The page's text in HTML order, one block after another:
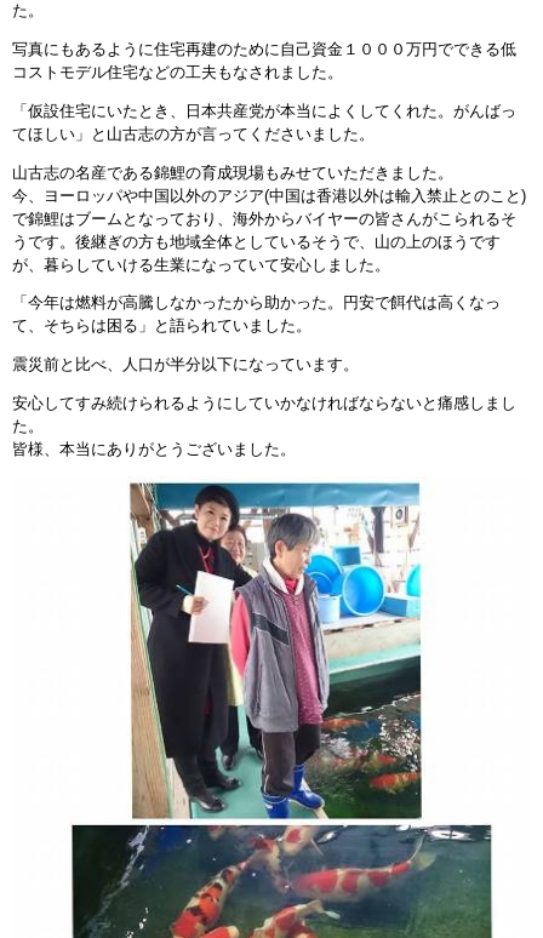
た。
写真にもあるように住宅再建のために自己資金１０００万円でできる低
コストモデル住宅などの工夫もなされました。
「仮設住宅にいたとき、日本共産党が本当によくしてくれた。がんばっ
てほしい」と山古志の方が言ってくださいました。
山古志の名産である錦鯉の育成現場もみせていただきました。
今、ヨーロッパや中国以外のアジア(中国は香港以外は輸入禁止とのこと)
で錦鯉はブームとなっており、海外からバイヤーの皆さんがこられるそ
うです。後継ぎの方も地域全体としているそうで、山の上のほうです
が、暮らしていける生業になっていて安心しました。
「今年は燃料が高騰しなかったから助かった。円安で餌代は高くなっ
て、そちらは困る」と語られていました。
震災前と比べ、人口が半分以下になっています。
安心してすみ続けられるようにしていかなければならないと痛感しまし
た。
皆様、本当にありがとうございました。